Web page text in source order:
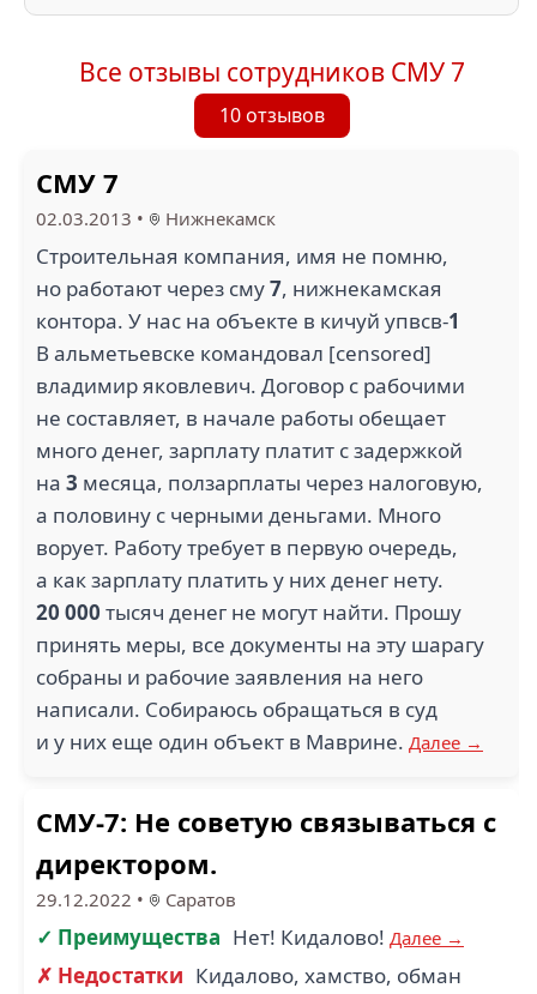
Все отзывы сотрудников СМУ 7
10 отзывов
СМУ 7
02.03.2013 • Нижнекамск
Строительная компания, имя не помню,
но работают через сму7, нижнекамская
контора. У нас на объекте в кичуй упвсв-1
В альметьевске командовал [censored]
владимир яковлевич. Договор с рабочими
не составляет, в начале работы обещает
много денег, зарплату платит с задержкой
на 3 месяца, ползарплаты через налоговую,
а половину с черными деньгами. Много
ворует. Работу требует в первую очередь,
а как зарплату платить у них денег нету.
20 000 тысяч денег не могут найти. Прошу
принять меры, все документы на эту шарагу
собраны и рабочие заявления на него
написали. Собираюсь обращаться в суд
и у них еще один объект в Маврине. Далее →
СМУ-7: Не советую связываться с
директором.
29.12.2022 • Саратов
✓ Преимущества Нет! Кидалово! Далее →
✗ Недостатки Кидалово, хамство, обман